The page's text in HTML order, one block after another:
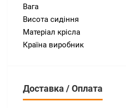
Вага
Висота сидіння
Матеріал крісла
Країна виробник
Доставка / Оплата